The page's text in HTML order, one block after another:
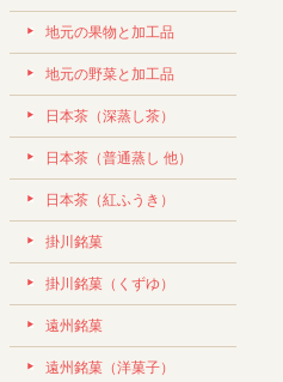
地元の果物と加工品
地元の野菜と加工品
日本茶（深蒸し茶）
日本茶（普通蒸し 他）
日本茶（紅ふうき）
掛川銘菓
掛川銘菓（くずゆ）
遠州銘菓
遠州銘菓（洋菓子）